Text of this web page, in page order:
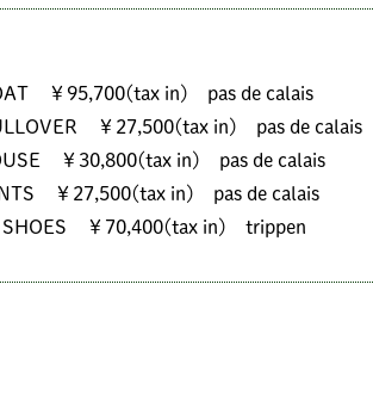
￥95,700(tax in) pas de calais
￥27,500(tax in) pas de calais
￥30,800(tax in) pas de calais
￥27,500(tax in) pas de calais
SHOES ￥70,400(tax in) trippen